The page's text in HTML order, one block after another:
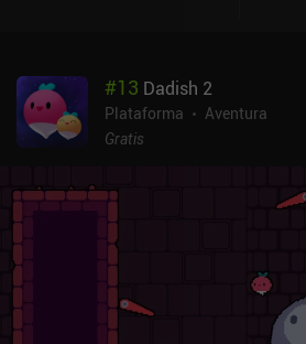
#13 Dadish 2
Plataforma
Aventura
Gratis